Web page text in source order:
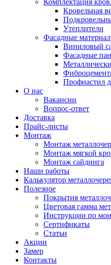
Комплектация
Кровельная
Утеплители
Фасадные
Виниловый
Фасадные
Профнастил
О нас
Вакансии
Вопрос-ответ
Доставка
Прайс-листы
Монтаж
Монтаж
Монтаж мягкой
Монтаж сайдинга
Наши работы
Калькулятор
Полезное
Покрытия
Цветовая гамма
Инструкции по
Сертификаты
Статьи
Акции
Замер
Контакты